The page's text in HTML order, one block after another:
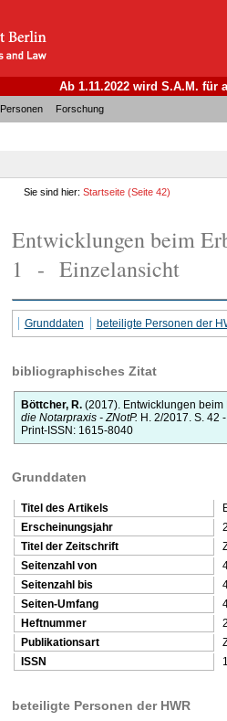
Ab 1.11.2022 wird S.A.M.
Personen Forschung
Sie sind hier:Startseite (Seite 42)
Entwicklungen beim
1 - Einzelansicht
Grunddaten beteiligte Personen der
bibliographisches Zitat
Böttcher, R. (2017). Entwicklungen
die Notarpraxis - ZNotP. H. 2/2017. S. 42
Print-ISSN: 1615-8040
Grunddaten
Titel des Artikels
Erscheinungsjahr
Titel der Zeitschrift
Seitenzahl von
Seitenzahl bis
Seiten-Umfang
Heftnummer
Publikationsart
ISSN
beteiligte Personen der HWR